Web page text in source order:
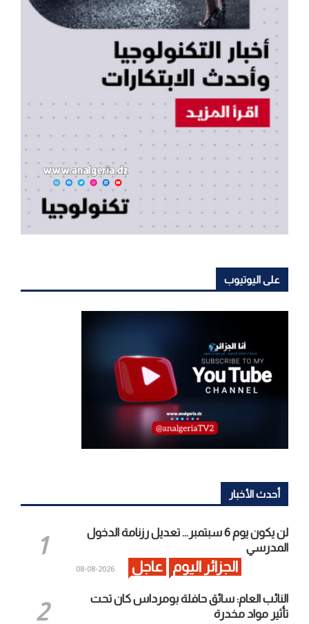
على اليوتيوب
أحدث الأخبار
لن يكون يوم 6 سبتمبر… تعديل رزنامة الدخول
المدرسي
الجزائر اليوم عاجل 2026-08-08
النائب العام: سائق حافلة بومرداس كان تحت
تأثير مواد مخدرة